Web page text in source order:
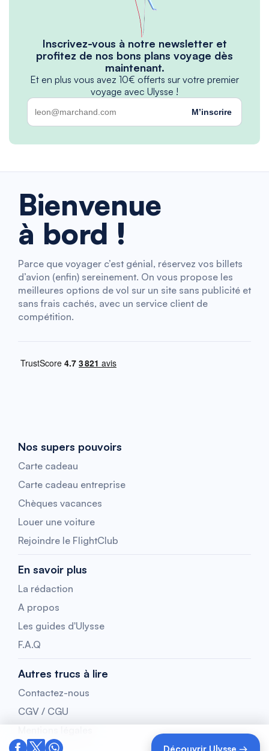
Découvrir Ulysse →
Inscrivez-vous à notre newsletter et
profitez de nos bons plans voyage dès
maintenant.
Et en plus vous avez 10€ offerts sur votre premier
voyage avec Ulysse !
M’inscrire
Bienvenue
à bord !
Parce que voyager c’est génial, réservez vos billets
d’avion (enfin) sereinement. On vous propose les
meilleures options de vol sur un site sans publicité et
sans frais cachés, avec un service client de
compétition.
Nos supers pouvoirs
Carte cadeau
Carte cadeau entreprise
Chèques vacances
Louer une voiture
Rejoindre le FlightClub
En savoir plus
La rédaction
A propos
Les guides d'Ulysse
F.A.Q
Autres trucs à lire
Contactez-nous
CGV / CGU